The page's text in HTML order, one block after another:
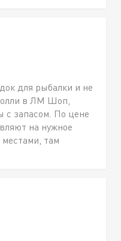
для рыбалки и не
в ЛМ Шоп,
с запасом. По цене
на нужное
там